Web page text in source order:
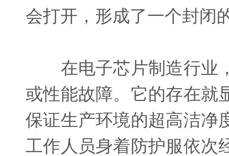
会打开，形成了一个封闭
在电子芯片制造行业，
或性能故障。它的存在就
保证生产环境的超高洁净
工作人员身着防护服依次